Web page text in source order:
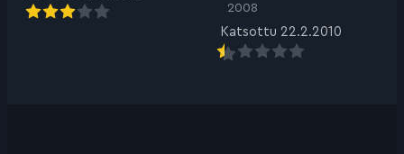
2008
Katsottu 22.2.2010